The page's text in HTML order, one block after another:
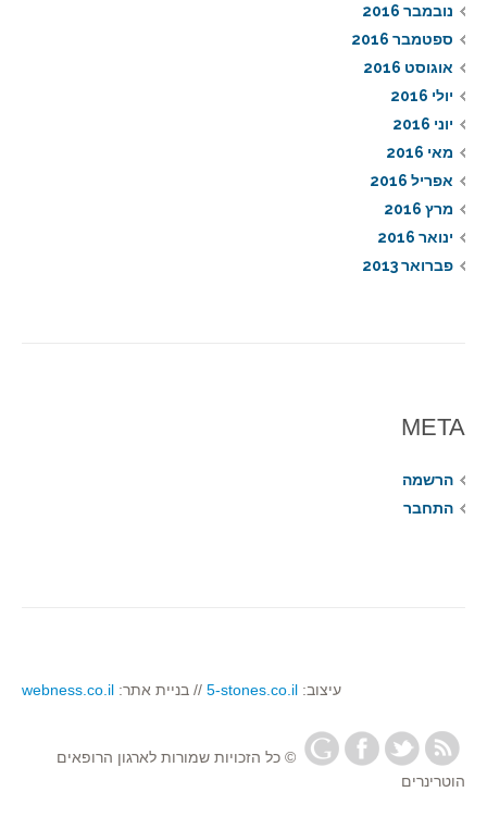
נובמבר 2016
ספטמבר 2016
אוגוסט 2016
יולי 2016
יוני 2016
מאי 2016
אפריל 2016
מרץ 2016
ינואר 2016
פברואר 2013
META
הרשמה
התחבר
עיצוב: 5-stones.co.il // בניית אתר: webness.co.il
© כל הזכויות שמורות לארגון הרופאים
הוטרינרים